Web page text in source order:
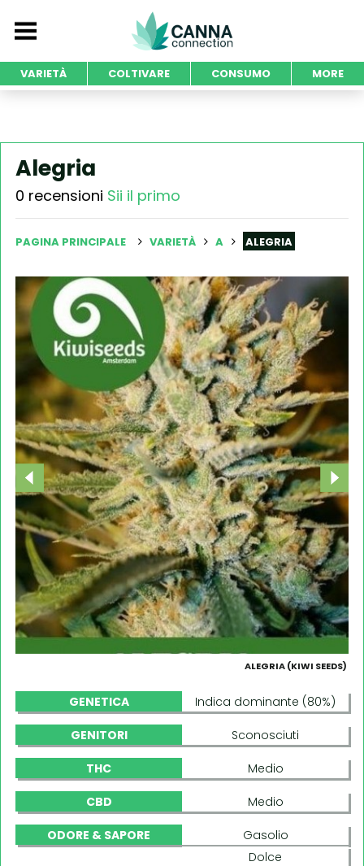
VARIETÀ COLTIVARE CONSUMO MORE
Alegria
0 recensioni Sii il primo
PAGINA PRINCIPALE VARIETÀ A ALEGRIA
ALEGRIA (KIWI SEEDS)
GENETICA Indica dominante (80%)
GENITORI Sconosciuti
THC Medio
CBD Medio
ODORE & SAPORE
Gasolio
Dolce